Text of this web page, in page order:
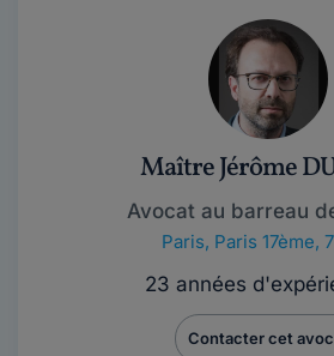
Maître Jérôme
Avocat au barreau
Paris, Paris 17ème,
23 années
Contacter cet